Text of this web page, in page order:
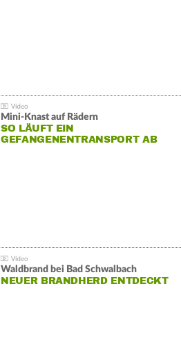
Mini-Knast auf Rädern
SO LÄUFT EIN
GEFANGENENTRANSPORT AB
Waldbrand bei Bad Schwalbach
NEUER BRANDHERD ENTDECKT